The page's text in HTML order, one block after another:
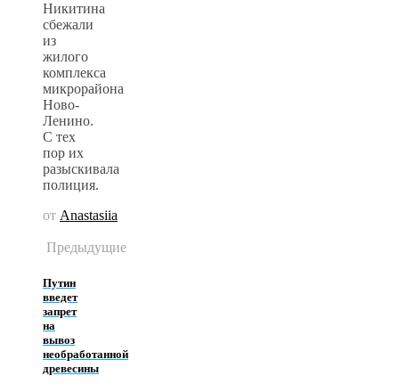
Никитина
сбежали
из
жилого
комплекса
микрорайона
Ново-
Ленино.
С тех
пор их
разыскивала
полиция.
от Anastasiia
Предыдущие
Путин
введет
запрет
на
вывоз
необработанной
древесины